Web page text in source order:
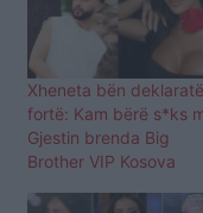
Xheneta bën
fortë: Kam bërë s*ks
Gjestin brenda Big
Brother VIP Kosova